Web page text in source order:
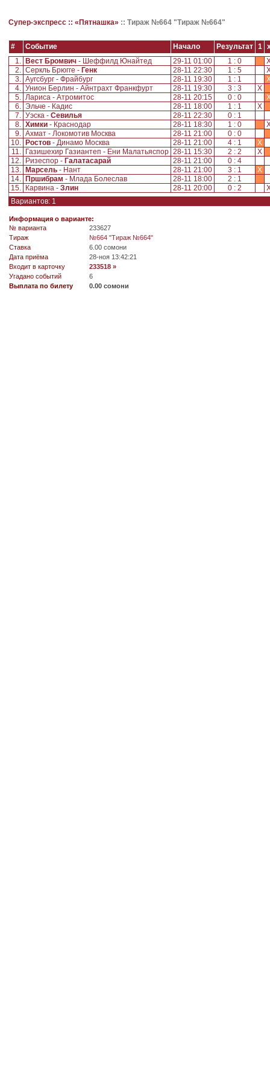
Супер-экспресс :: «Пятнашка» :: Тираж №664 "Тираж №664"
# Событие Начало Результат 1
1.
Вест Бромвич - Шеффилд Юнайтед 29-11 01:00 1 : 0
2. Серкль Брюгге - Генк 28-11 22:30 1 : 5
3. Аугсбург - Фрайбург 28-11 19:30 1 : 1
4. Унион Берлин - Айнтрахт Франкфурт 28-11 19:30 3 : 3
X
5. Лариса - Атромитос 28-11 20:15 0 : 0
6. Эльче - Кадис 28-11 18:00 1 : 1
X
7. Уэска - Севилья 28-11 22:30
0 : 1
8. Химки - Краснодар 28-11 18:30 1 : 0
9. Ахмат - Локомотив Москва 28-11 21:00
0 : 0
10.
Ростов - Динамо Москва 28-11 21:00 4 : 1
X
11.
Газишехир Газиантеп - Ени Малатьяспор 28-11 15:30 2 : 2
X
12.
Ризеспор - Галатасарай 28-11 21:00
0 : 4
13.
Марсель - Нант 28-11 21:00 3 : 1
X
14.
Пршибрам - Млада Болеслав 28-11 18:00
2 : 1
15.
Карвина - Злин 28-11 20:00 0 : 2
Вариантов: 1
Информация о варианте:
№ варианта
233627
Tираж
№664 "Тираж №664"
Ставка
6.00 сомони
Дата приёма
28-ноя 13:42:21
Входит в карточку
233518 »
Угадано событий
6
Выплата по билету
0.00 сомони